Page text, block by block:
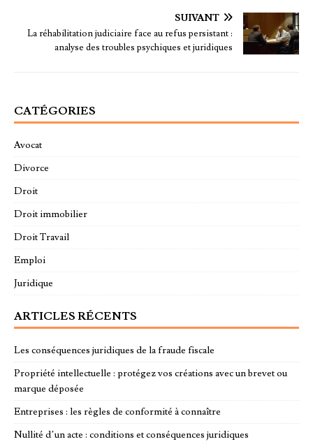
SUIVANT
La réhabilitation judiciaire face au refus persistant :
analyse des troubles psychiques et juridiques
CATÉGORIES
Avocat
Divorce
Droit
Droit immobilier
Droit Travail
Emploi
Juridique
ARTICLES RÉCENTS
Les conséquences juridiques de la fraude fiscale
Propriété intellectuelle : protégez vos créations avec un brevet ou
marque déposée
Entreprises : les règles de conformité à connaître
Nullité d’un acte : conditions et conséquences juridiques